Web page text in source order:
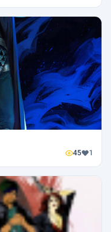
45 1